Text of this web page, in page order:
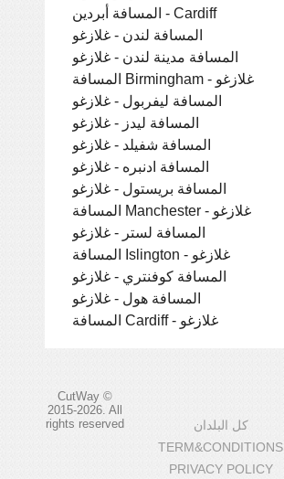
المسافة أبردين - Cardiff
المسافة لندن - غلازغو
المسافة مدينة لندن - غلازغو
المسافة Birmingham - غلازغو
المسافة ليفربول - غلازغو
المسافة ليدز - غلازغو
المسافة شفيلد - غلازغو
المسافة ادنبره - غلازغو
المسافة بريستول - غلازغو
المسافة Manchester - غلازغو
المسافة لستر - غلازغو
المسافة Islington - غلازغو
المسافة كوفنتري - غلازغو
المسافة هول - غلازغو
المسافة Cardiff - غلازغو
CutWay ©
2015-2026. All
rights reserved
كل البلدان
TERM&CONDITIONS
PRIVACY POLICY